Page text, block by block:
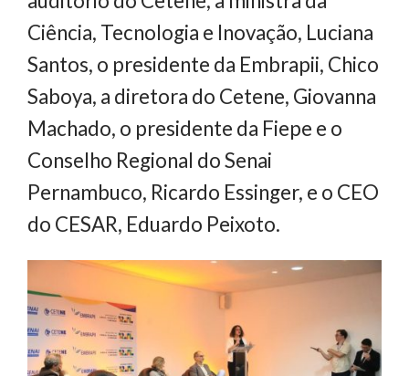
Ciência, Tecnologia e Inovação, Luciana
Santos, o presidente da Embrapii, Chico
Saboya, a diretora do Cetene, Giovanna
Machado, o presidente da Fiepe e o
Conselho Regional do Senai
Pernambuco, Ricardo Essinger, e o CEO
do CESAR, Eduardo Peixoto.